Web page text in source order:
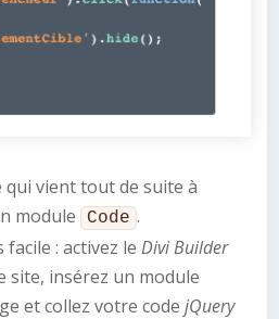
vient tout de suite à
module Code .
facile : activez leDivi Builder
site, insérez un module
et collez votre codejQuery